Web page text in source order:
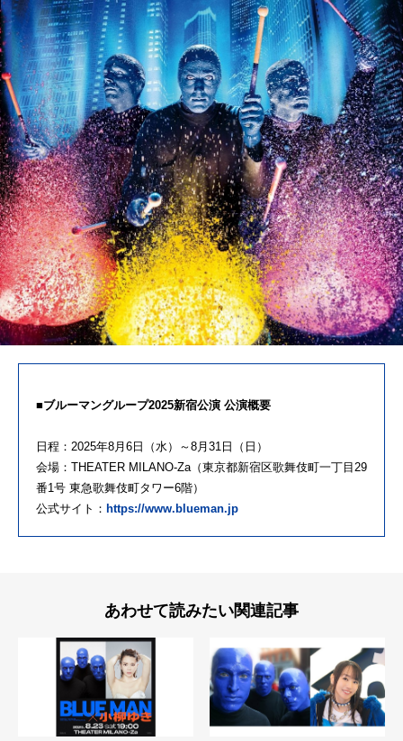
■ブルーマングループ2025新宿公演 公演概要
日程：2025年8月6日（水）～8月31日（日）
会場：THEATER MILANO-Za（東京都新宿区歌舞伎町一丁目29
番1号 東急歌舞伎町タワー6階）
公式サイト： https://www.blueman.jp
あわせて読みたい関連記事